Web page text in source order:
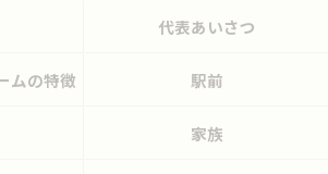
代表あいさつ
ムの特徴 駅前
家族